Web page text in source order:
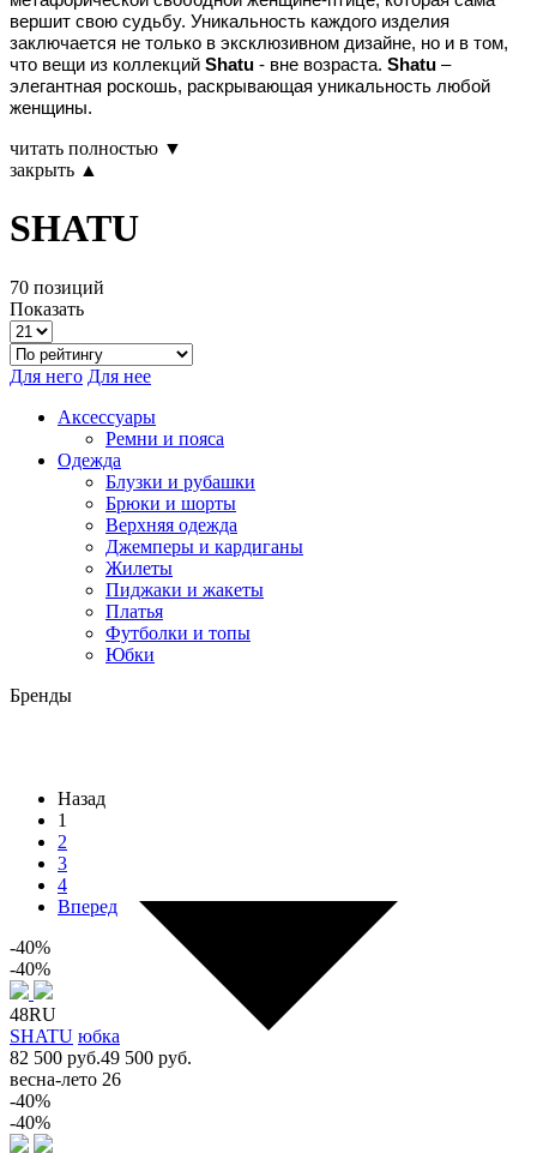
вершит свою судьбу. Уникальность каждого изделия
заключается не только в эксклюзивном дизайне, но и в том,
что вещи из коллекций Shatu - вне возраста. Shatu –
элегантная роскошь, раскрывающая уникальность любой
женщины.
читать полностью ▼
закрыть ▲
SHATU
70 позиций
Показать
Для него Для нее
Аксессуары
Ремни и пояса
Одежда
Блузки и рубашки
Брюки и шорты
Верхняя одежда
Джемперы и кардиганы
Жилеты
Пиджаки и жакеты
Платья
Футболки и топы
Юбки
Бренды
Назад
1
2
3
4
Вперед
-40%
-40%
48RU
SHATU юбка
82 500 руб.49 500 руб.
весна-лето 26
-40%
-40%